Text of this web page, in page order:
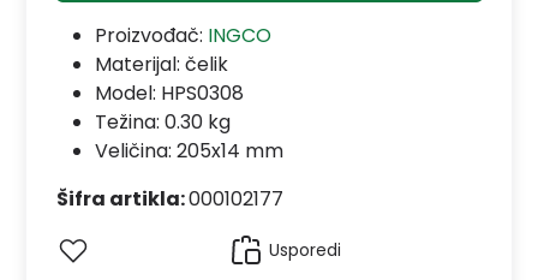
Proizvođač: INGCO
Materijal: čelik
Model: HPS0308
Težina: 0.30 kg
Veličina: 205x14 mm
Šifra artikla:000102177
Usporedi